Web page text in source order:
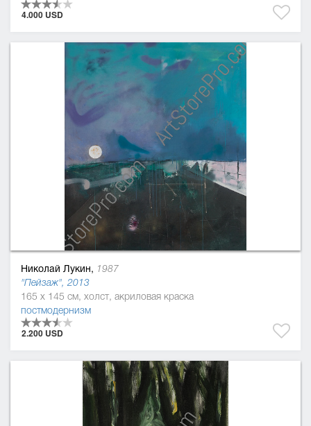
4.000 USD
Николай Лукин, 1987
"Пейзаж", 2013
165 x 145 см, холст, акриловая краска
постмодернизм
2.200 USD